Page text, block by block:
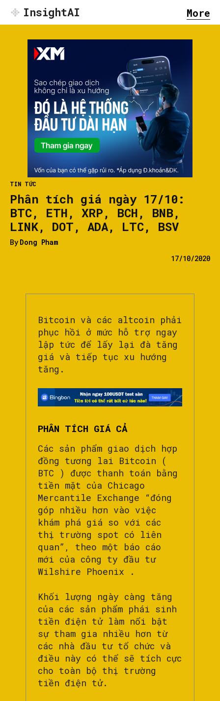
InsightAI More
TIN TỨC
Phân tích giá ngày 17/10:
BTC, ETH, XRP, BCH, BNB,
LINK, DOT, ADA, LTC, BSV
By Dong Pham
17/10/2020
Bitcoin và các altcoin phải
phục hồi ở mức hỗ trợ ngay
lập tức để lấy lại đà tăng
giá và tiếp tục xu hướng
tăng.
PHÂN TÍCH GIÁ CẢ
Các sản phẩm giao dịch hợp
đồng tương lai Bitcoin (
BTC ) được thanh toán bằng
tiền mặt của Chicago
Mercantile Exchange “đóng
góp nhiều hơn vào việc
khám phá giá so với các
thị trường spot có liên
quan”, theo một báo cáo
mới của công ty đầu tư
Wilshire Phoenix .
Khối lượng ngày càng tăng
của các sản phẩm phái sinh
tiền điện tử làm nổi bật
sự tham gia nhiều hơn từ
các nhà đầu tư tổ chức và
điều này có thể sẽ tích cực
cho toàn bộ thị trường
tiền điện tử.